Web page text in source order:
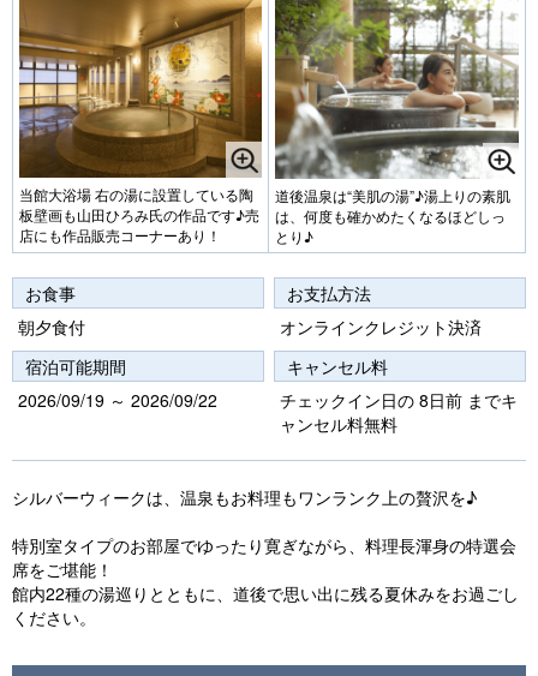
当館大浴場 右の湯に設置している陶
板壁画も山田ひろみ氏の作品です♪売
店にも作品販売コーナーあり！
道後温泉は“美肌の湯”♪湯上りの素肌
は、何度も確かめたくなるほどしっ
とり♪
お食事
朝夕食付
お支払方法
オンラインクレジット決済
宿泊可能期間
2026/09/19 ～ 2026/09/22
キャンセル料
チェックイン日の 8日前 までキ
ャンセル料無料
シルバーウィークは、温泉もお料理もワンランク上の贅沢を♪
特別室タイプのお部屋でゆったり寛ぎながら、料理長渾身の特選会
席をご堪能！
館内22種の湯巡りとともに、道後で思い出に残る夏休みをお過ごし
ください。